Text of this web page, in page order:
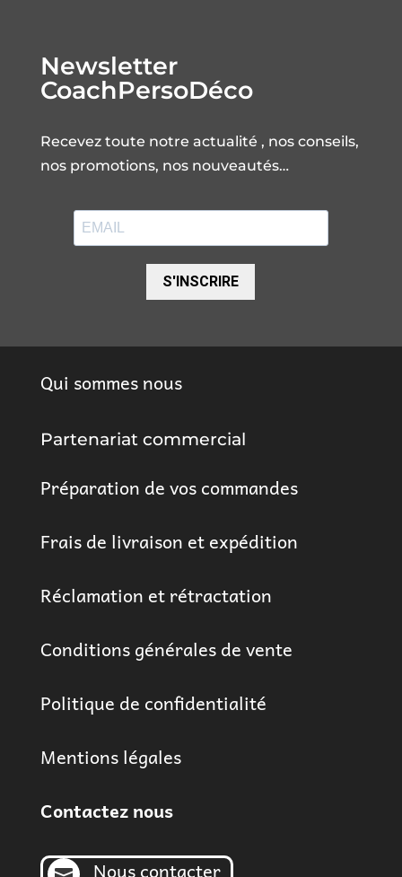
Newsletter
CoachPersoDéco
Recevez toute notre actualité , nos conseils,
nos promotions, nos nouveautés…
S'INSCRIRE
Qui sommes nous
Partenariat commercial
Préparation de vos commandes
Frais de livraison et expédition
Réclamation et rétractation
Conditions générales de vente
Politique de confidentialité
Mentions légales
Contactez nous
Nous contacter